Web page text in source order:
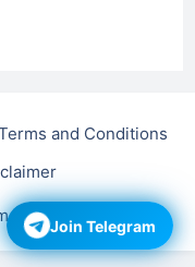
and Conditions
Join Telegram